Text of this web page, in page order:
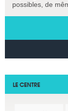
possibles, de
LE CENTRE